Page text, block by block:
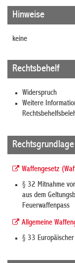
Hinweise
keine
Rechtsbehelf
Widerspruch
Weitere
Rechtsgrundlage
Waffengesetz
§ 32 Mitnahme
aus dem
Feuerwaffenpass
Allgemeine
§ 33